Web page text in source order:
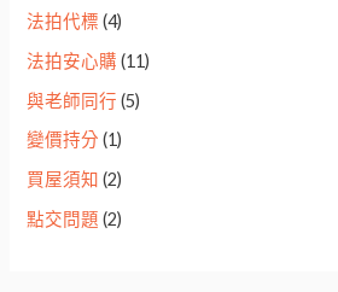
法拍代標 (4)
法拍安心購 (11)
與老師同行 (5)
變價持分 (1)
買屋須知 (2)
點交問題 (2)